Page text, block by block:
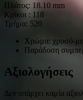
Πλάτος: 18.10 mm
Κρίκοι : 118
Τμήμα: 520
Χρώμα: χρυσό-
Παράδοση
Αξιολογήσεις
Δεν υπάρχει καμία